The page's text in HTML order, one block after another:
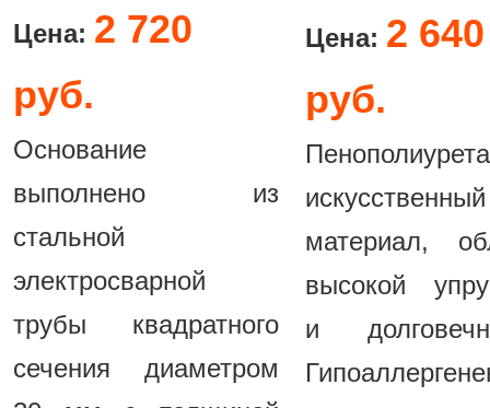
Цена: 2 720
руб.
Основание
выполнено из
стальной
электросварной
трубы квадратного
сечения диаметром
Цена: 2 640
руб.
искусственный
материал,
высокой
и